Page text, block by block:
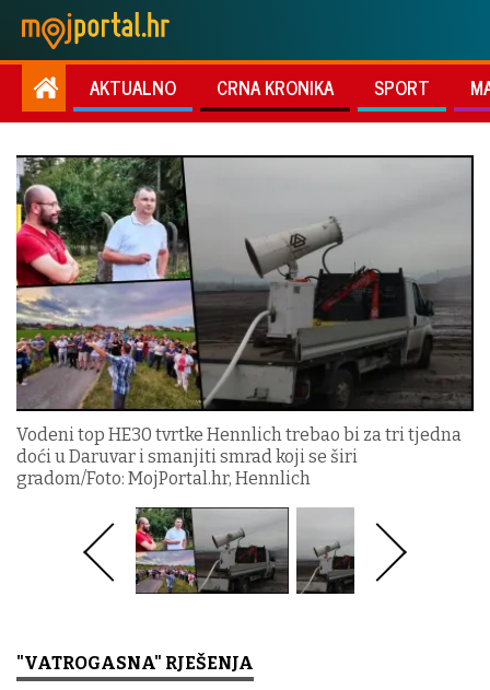
AKTUALNO CRNA KRONIKA SPORT
Vodeni top HE30 tvrtke Hennlich trebao bi za tri tjedna
doći u Daruvar i smanjiti smrad koji se širi
gradom/Foto: MojPortal.hr, Hennlich
"VATROGASNA" RJEŠENJA